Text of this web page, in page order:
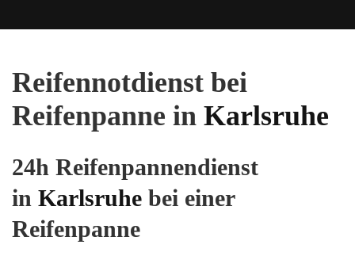
Reifennotdienst bei
Reifenpanne in Karlsruhe
24h Reifenpannendienst
in Karlsruhe bei einer
Reifenpanne